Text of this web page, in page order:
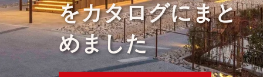
をカタログにまと
めました